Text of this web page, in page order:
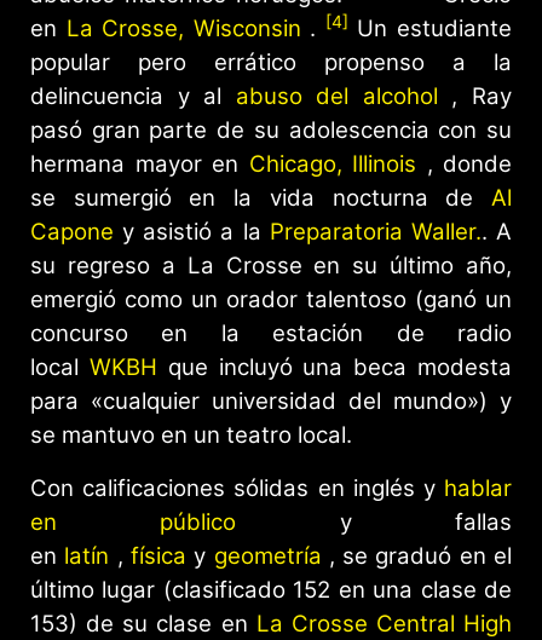
en La Crosse, Wisconsin . [4] Un estudiante
popular pero errático propenso a la
delincuencia y al abuso del alcohol , Ray
pasó gran parte de su adolescencia con su
hermana mayor en Chicago, Illinois , donde
se sumergió en la vida nocturna de Al
Capone y asistió a la Preparatoria Waller.. A
su regreso a La Crosse en su último año,
emergió como un orador talentoso (ganó un
concurso en la estación de radio
local WKBH que incluyó una beca modesta
para «cualquier universidad del mundo») y
se mantuvo en un teatro local.
Con calificaciones sólidas en inglés y hablar
en público y fallas
en latín , física y geometría , se graduó en el
último lugar (clasificado 152 en una clase de
153) de su clase en La Crosse Central High